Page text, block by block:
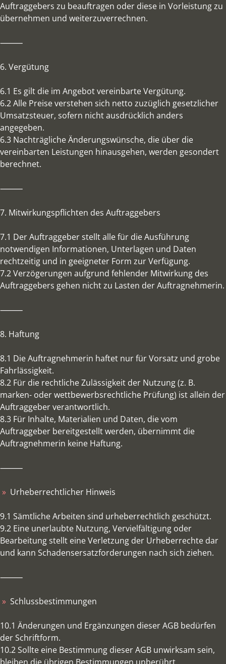
Auftraggebers zu beauftragen oder diese in Vorleistung zu
übernehmen und weiterzuverrechnen.
⸻
6. Vergütung
6.1 Es gilt die im Angebot vereinbarte Vergütung.
6.2 Alle Preise verstehen sich netto zuzüglich gesetzlicher
Umsatzsteuer, sofern nicht ausdrücklich anders
angegeben.
6.3 Nachträgliche Änderungswünsche, die über die
vereinbarten Leistungen hinausgehen, werden gesondert
berechnet.
⸻
7. Mitwirkungspflichten des Auftraggebers
7.1 Der Auftraggeber stellt alle für die Ausführung
notwendigen Informationen, Unterlagen und Daten
rechtzeitig und in geeigneter Form zur Verfügung.
7.2 Verzögerungen aufgrund fehlender Mitwirkung des
Auftraggebers gehen nicht zu Lasten der Auftragnehmerin.
⸻
8. Haftung
8.1 Die Auftragnehmerin haftet nur für Vorsatz und grobe
Fahrlässigkeit.
8.2 Für die rechtliche Zulässigkeit der Nutzung (z. B.
marken- oder wettbewerbsrechtliche Prüfung) ist allein der
Auftraggeber verantwortlich.
8.3 Für Inhalte, Materialien und Daten, die vom
Auftraggeber bereitgestellt werden, übernimmt die
Auftragnehmerin keine Haftung.
⸻
Urheberrechtlicher Hinweis
9.1 Sämtliche Arbeiten sind urheberrechtlich geschützt.
9.2 Eine unerlaubte Nutzung, Vervielfältigung oder
Bearbeitung stellt eine Verletzung der Urheberrechte dar
und kann Schadensersatzforderungen nach sich ziehen.
⸻
Schlussbestimmungen
10.1 Änderungen und Ergänzungen dieser AGB bedürfen
der Schriftform.
10.2 Sollte eine Bestimmung dieser AGB unwirksam sein,